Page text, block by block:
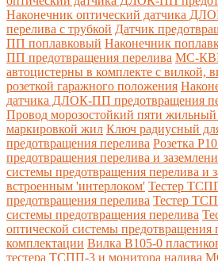
Наконечник оптический датчика
перелива с трубкой Датчик
ПП поплавковый Наконечник
ПП предотвращения перелива МС-
автоцистерны в комплекте с вилкой,
розеткой гаражного положения
датчика ДЛОК-ПП предотвращения
Провод морозостойкий пяти жильный
маркировкой жил Ключ радиусный
предотвращения перелива Розетка
предотвращения перелива и
системы предотвращения перелива и
встроенным 'интерлоком' Тестер
предотвращения перелива Тестер
системы предотвращения перелива
оптической системы предотвращения
комплектации Вилка В105-0
тестера ТСПП-3 и монитора